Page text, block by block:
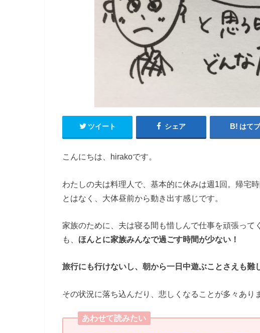
ツイート シェア はてブ
こんにちは、hirakoです。
わたしの夫は料理人で、基本的に休みは週1回。帰宅
とはなく、大体昼前から動き出す感じです。
家族のために、夫は寝る間も惜しんで仕事を頑張っ
も、 ほんとに家族みんなで過ごす時間が少ない！
旅行にも行けないし、朝から一日中遊ぶことさえも難
その状況に落ち込んだり、悲しくなることが多々あり
あわせて読みたい